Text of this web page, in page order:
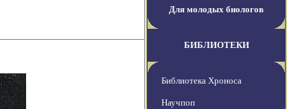
Для молодых биологов
БИБЛИОТЕКИ
Библиотека Хроноса
Научпоп